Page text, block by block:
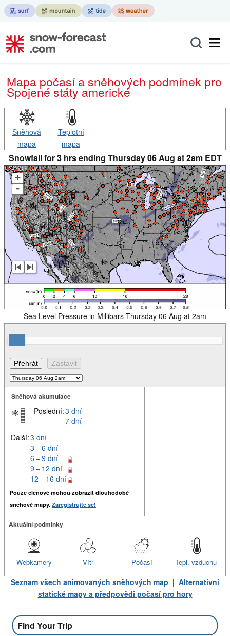
Mapa počasí a sněhových podmínek pro
Spojené státy americké
Sněhová
mapa
Teplotní
mapa
Snowfall for 3 hrs ending Thursday 06 Aug at 2am EDT
+
-
Sea Level Pressure in Millibars Thursday 06 Aug at 2am
Sněhová akumulace
Poslední:3 dní
7 dní
Další:3 dní
3 – 6 dní
6 – 9 dní
9 – 12 dní
12 – 16 dní
Pouze členové mohou zobrazit dlouhodobé
sněhové mapy. Zaregistrujte se!
Aktuální podmínky
Tepl. vzduchu
Počasí
Vítr
Webkamery
Seznam všech animovaných sněhových map | Alternativní
statické mapy a předpovědi počasí pro hory
Find Your Trip